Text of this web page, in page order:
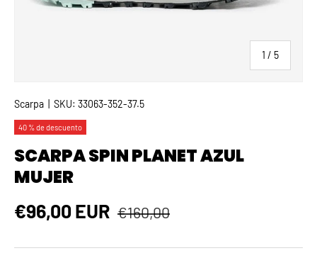
1 / de
5
Scarpa SKU: 33063-352-37.5
40 % de descuento
SCARPA SPIN PLANET AZUL
MUJER
Precio de venta
€96,00 EUR Precio normal
€160,00